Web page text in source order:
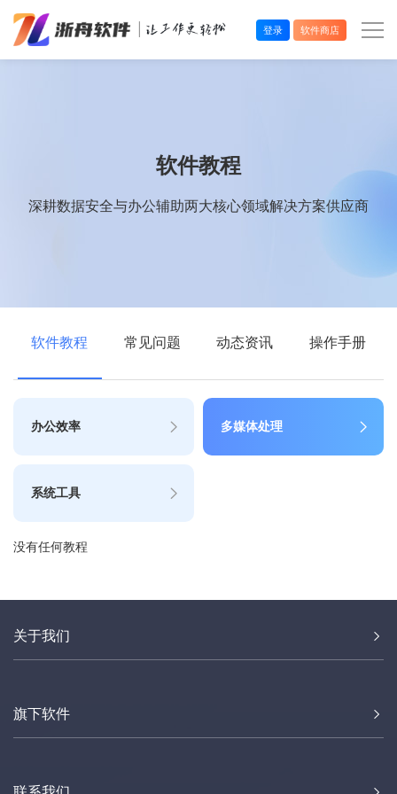
登录 软件商店
软件教程
深耕数据安全与办公辅助两大核心领域解决方案供应商
软件教程 常见问题 动态资讯 操作手册
办公效率 多媒体处理
系统工具
没有任何教程
关于我们
旗下软件